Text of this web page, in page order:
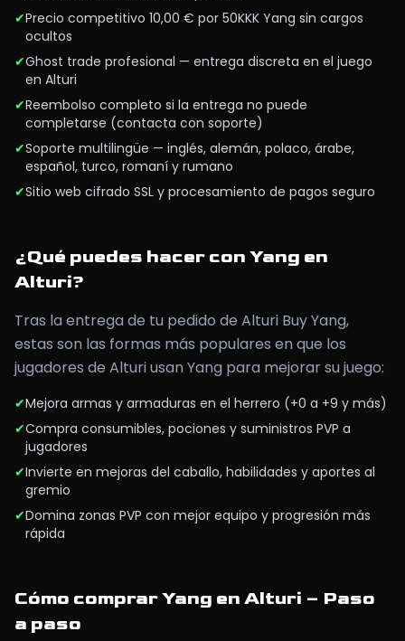
✔Precio competitivo 10,00 € por 50KKK Yang sin cargos
ocultos
✔Ghost trade profesional — entrega discreta en el juego
en Alturi
✔Reembolso completo si la entrega no puede
completarse (contacta con soporte)
✔Soporte multilingüe — inglés, alemán, polaco, árabe,
español, turco, romaní y rumano
✔Sitio web cifrado SSL y procesamiento de pagos seguro
¿Qué puedes hacer con Yang en
Alturi?
Tras la entrega de tu pedido de Alturi Buy Yang,
estas son las formas más populares en que los
jugadores de Alturi usan Yang para mejorar su juego:
✔Mejora armas y armaduras en el herrero (+0 a +9 y más)
✔Compra consumibles, pociones y suministros PVP a
jugadores
✔Invierte en mejoras del caballo, habilidades y aportes al
gremio
✔Domina zonas PVP con mejor equipo y progresión más
rápida
Cómo comprar Yang en Alturi – Paso
a paso